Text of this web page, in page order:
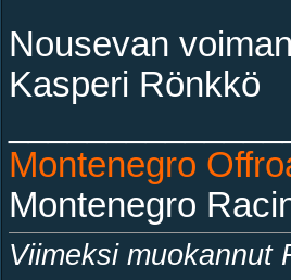
Nousevan
Kasperi Rönkkö
Montenegro
Montenegro
Viimeksi